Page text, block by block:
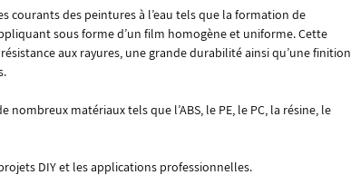
des peintures à l’eau tels que la formation de
sous forme d’un film homogène et uniforme. Cette
aux rayures, une grande durabilité ainsi qu’une finition
matériaux tels que l’ABS, le PE, le PC, la résine, le
DIY et les applications professionnelles.